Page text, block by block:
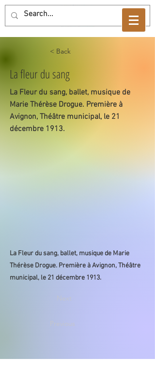
< Back
La fleur du sang
La Fleur du sang, ballet, musique de
Marie Thérèse Drogue. Première à
Avignon, Théâtre municipal, le 21
décembre 1913.
La Fleur du sang, ballet, musique de Marie
Thérèse Drogue. Première à Avignon, Théâtre
municipal, le 21 décembre 1913.
Next
Previous